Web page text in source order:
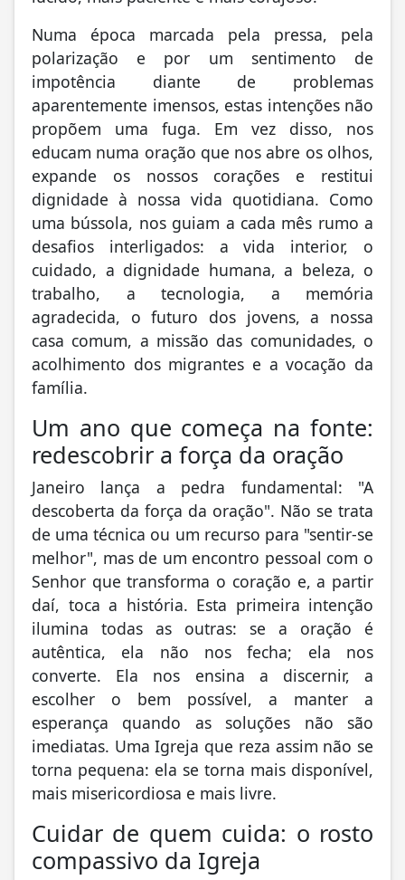
Numa época marcada pela pressa, pela
polarização e por um sentimento de
impotência diante de problemas
aparentemente imensos, estas intenções não
propõem uma fuga. Em vez disso, nos
educam numa oração que nos abre os olhos,
expande os nossos corações e restitui
dignidade à nossa vida quotidiana. Como
uma bússola, nos guiam a cada mês rumo a
desafios interligados: a vida interior, o
cuidado, a dignidade humana, a beleza, o
trabalho, a tecnologia, a memória
agradecida, o futuro dos jovens, a nossa
casa comum, a missão das comunidades, o
acolhimento dos migrantes e a vocação da
família.
Um ano que começa na fonte:
redescobrir a força da oração
Janeiro lança a pedra fundamental: "A
descoberta da força da oração". Não se trata
de uma técnica ou um recurso para "sentir-se
melhor", mas de um encontro pessoal com o
Senhor que transforma o coração e, a partir
daí, toca a história. Esta primeira intenção
ilumina todas as outras: se a oração é
autêntica, ela não nos fecha; ela nos
converte. Ela nos ensina a discernir, a
escolher o bem possível, a manter a
esperança quando as soluções não são
imediatas. Uma Igreja que reza assim não se
torna pequena: ela se torna mais disponível,
mais misericordiosa e mais livre.
Cuidar de quem cuida: o rosto
compassivo da Igreja